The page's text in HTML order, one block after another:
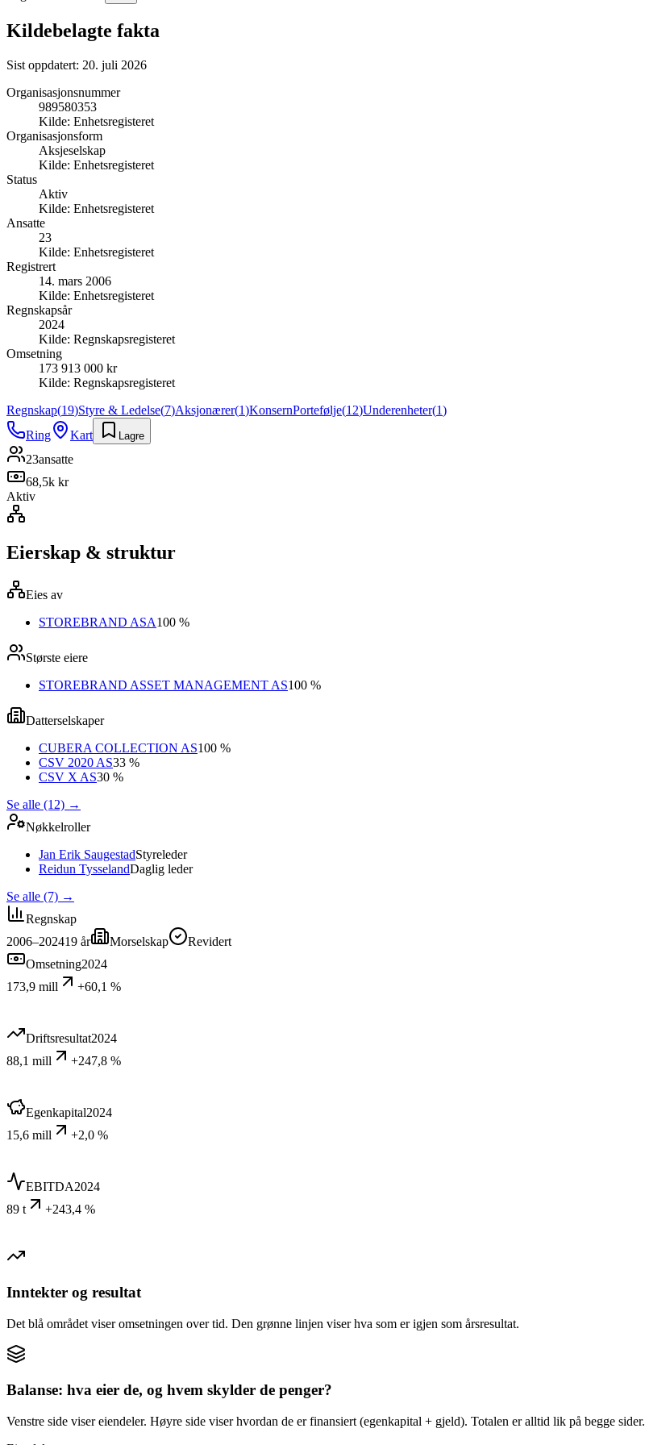
Kildebelagte fakta
Sist oppdatert: 20. juli 2026
Organisasjonsnummer
989580353
Kilde: Enhetsregisteret
Organisasjonsform
Aksjeselskap
Kilde: Enhetsregisteret
Status
Aktiv
Kilde: Enhetsregisteret
Ansatte
23
Kilde: Enhetsregisteret
Registrert
14. mars 2006
Kilde: Enhetsregisteret
Regnskapsår
2024
Kilde: Regnskapsregisteret
Omsetning
173 913 000 kr
Kilde: Regnskapsregisteret
Regnskap(19)Styre & Ledelse(7)Aksjonærer(1)KonsernPortefølje(12)Underenheter(1)
Ring
Kart Lagre
23ansatte
68,5k kr
Aktiv
Eierskap & struktur
Eies av
STOREBRAND ASA100 %
Største eiere
STOREBRAND ASSET MANAGEMENT AS100 %
Datterselskaper
CUBERA COLLECTION AS100 %
CSV 2020 AS33 %
CSV X AS30 %
Se alle (12) →
Nøkkelroller
Jan Erik SaugestadStyreleder
Reidun TysselandDaglig leder
Se alle (7) →
Regnskap
2006–202419 år Morselskap
Revidert
Omsetning2024
173,9 mill
+60,1 %
Driftsresultat2024
88,1 mill
+247,8 %
Egenkapital2024
15,6 mill
+2,0 %
EBITDA2024
89 t
+243,4 %
Inntekter og resultat
Det blå området viser omsetningen over tid. Den grønne linjen viser hva som er igjen som årsresultat.
Balanse: hva eier de, og hvem skylder de penger?
Venstre side viser eiendeler. Høyre side viser hvordan de er finansiert (egenkapital + gjeld). Totalen er alltid lik på begge sider.